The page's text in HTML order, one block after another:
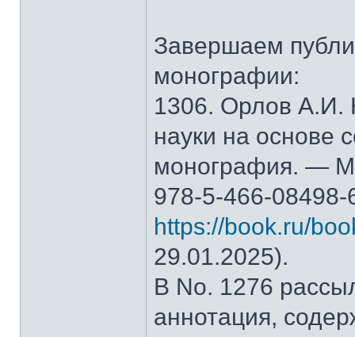
Завершаем
монографии:
1306. Орлов А.И.
науки на основе
монография. —
978-5-466-
https://book.ru/
29.01.2025).
В No. 1276
аннотация,